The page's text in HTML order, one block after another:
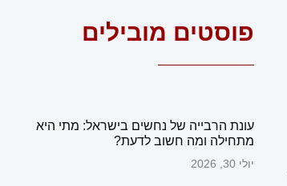
פוסטים מובילים
עונת הרבייה של נחשים בישראל: מתי היא
מתחילה ומה חשוב לדעת?
יולי 30, 2026